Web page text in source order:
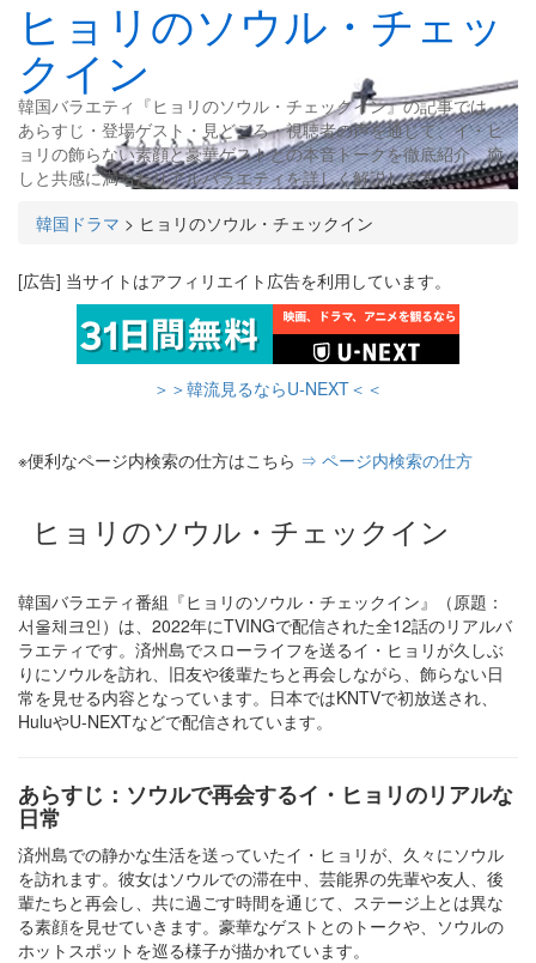
ヒョリのソウル・チェッ
クイン
韓国バラエティ『ヒョリのソウル・チェックイン』の記事では、
あらすじ・登場ゲスト・見どころ・視聴者の声を通じて、イ・ヒ
ョリの飾らない素顔と豪華ゲストとの本音トークを徹底紹介。癒
しと共感に満ちたリアルバラエティを詳しく解説します。
韓国ドラマ > ヒョリのソウル・チェックイン
[広告] 当サイトはアフィリエイト広告を利用しています。
＞＞韓流見るならU-NEXT＜＜
※便利なページ内検索の仕方はこちら ⇒ ページ内検索の仕方
ヒョリのソウル・チェックイン
韓国バラエティ番組『ヒョリのソウル・チェックイン』（原題：
서울체크인）は、2022年にTVINGで配信された全12話のリアルバ
ラエティです。済州島でスローライフを送るイ・ヒョリが久しぶ
りにソウルを訪れ、旧友や後輩たちと再会しながら、飾らない日
常を見せる内容となっています。日本ではKNTVで初放送され、
HuluやU-NEXTなどで配信されています。
あらすじ：ソウルで再会するイ・ヒョリのリアルな
日常
済州島での静かな生活を送っていたイ・ヒョリが、久々にソウル
を訪れます。彼女はソウルでの滞在中、芸能界の先輩や友人、後
輩たちと再会し、共に過ごす時間を通じて、ステージ上とは異な
る素顔を見せていきます。豪華なゲストとのトークや、ソウルの
ホットスポットを巡る様子が描かれています。